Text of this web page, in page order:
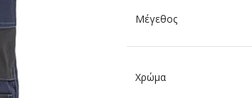
Μέγεθος
Χρώμα